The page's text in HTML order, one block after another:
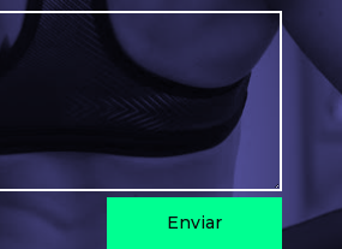
Enviar